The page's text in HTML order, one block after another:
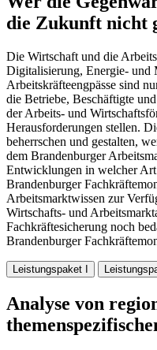
die Zukunft nicht
Die Wirtschaft und die
Digitalisierung, Energie- und
Arbeitskräfteengpässe sind
die Betriebe, Beschäftigte
der Arbeits- und
Herausforderungen stellen.
beherrschen und gestalten,
dem Brandenburger
Entwicklungen in welcher
Brandenburger
Arbeitsmarktwissen zur
Wirtschafts- und
Fachkräftesicherung noch
Brandenburger
Leistungspaket I
Analyse von